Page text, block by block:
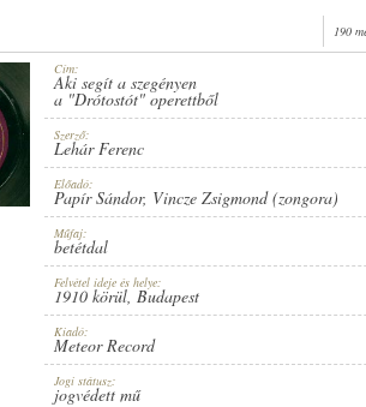
KÖRÜL
RECORD
190
Cím:
Aki segít a szegényen
a "Drótostót" operettből
Szerző:
Lehár Ferenc
Előadó:
Papír Sándor, Vincze Zsigmond (zongora)
Műfaj:
betétdal
Felvétel ideje és helye:
1910 körül, Budapest
Kiadó:
Meteor Record
Jogi státusz:
jogvédett mű